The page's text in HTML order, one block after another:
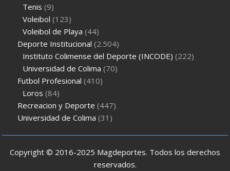
Tenis (9)
Voleibol (123)
Voleibol de Playa (44)
Deporte Institucional (2.504)
Instituto Colimense del Deporte (INCODE) (222)
Universidad de Colima (70)
Futbol Profesional (410)
Loros (84)
Recreacion y Deporte (447)
Universidad de Colima (31)
Copyright © 2016-2025 Magdeportes. Todos los derechos
reservados.